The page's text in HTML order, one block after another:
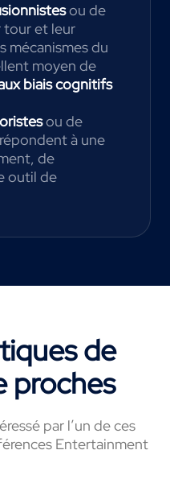
ou de
tour et leur
mécanismes du
moyen de
biais cognitifs
ou de
à une
de
outil de
de
proches
par l’un de ces
Entertainment